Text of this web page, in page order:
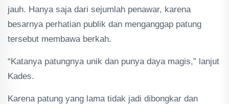
jauh. Hanya saja dari sejumlah penawar, karena
besarnya perhatian publik dan menganggap patung
tersebut membawa berkah.
“Katanya patungnya unik dan punya daya magis,” lanjut
Kades.
Karena patung yang lama tidak jadi dibongkar dan